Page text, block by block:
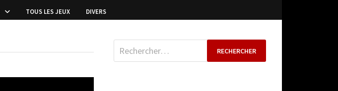
TOUS LES JEUX DIVERS
Rechercher :